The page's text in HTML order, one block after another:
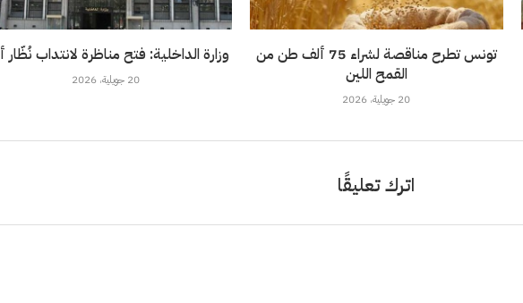
وزارة الداخلية: فتح مناظرة لانتداب
20 جويلية، 2026
تونس تطرح مناقصة لشراء 75 ألف طن من
القمح اللين
20 جويلية، 2026
اترك تعليقًا